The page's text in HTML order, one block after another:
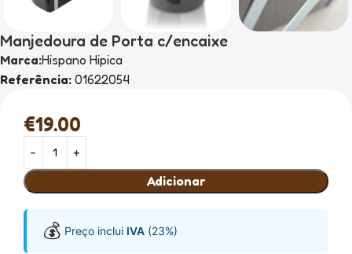
Manjedoura de Porta c/encaixe
Marca:Hispano Hipica
Referência: 01622054
€19.00
Adicionar
💰 Preço inclui IVA (23%)